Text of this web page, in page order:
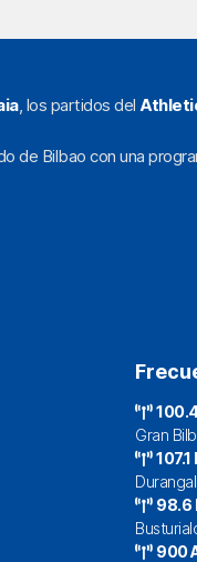
, los partidos del
de Bilbao con una
Gran
107.1
98.6
900